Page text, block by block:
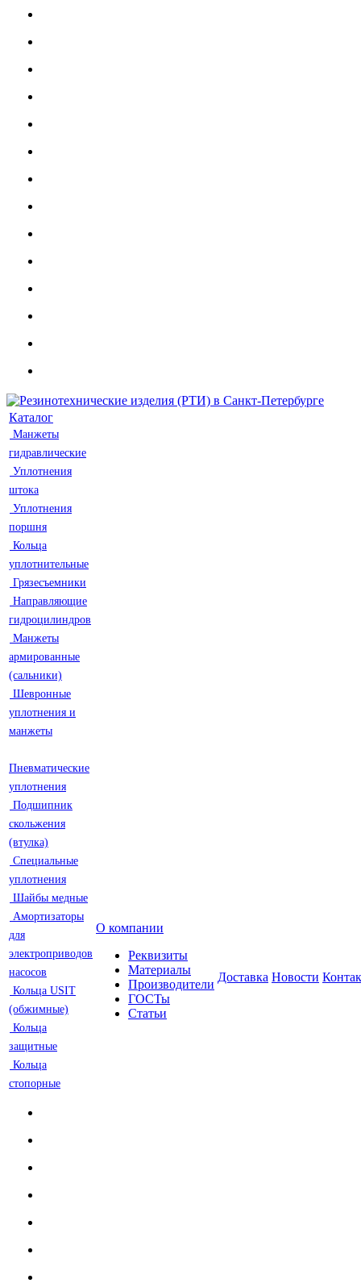
Каталог
Манжеты
гидравлические
Уплотнения
штока
Уплотнения
поршня
Кольца
уплотнительные
Грязесъемники
Направляющие
гидроцилиндров
Манжеты
армированные
(сальники)
Шевронные
уплотнения и
манжеты
Пневматические
уплотнения
Подшипник
скольжения
(втулка)
Специальные
уплотнения
Шайбы медные
Амортизаторы
для
электроприводов
насосов
Кольца USIT
(обжимные)
Кольца
защитные
Кольца
стопорные
О компании
Реквизиты
Материалы
Производители
ГОСТы
Статьи
Доставка Новости